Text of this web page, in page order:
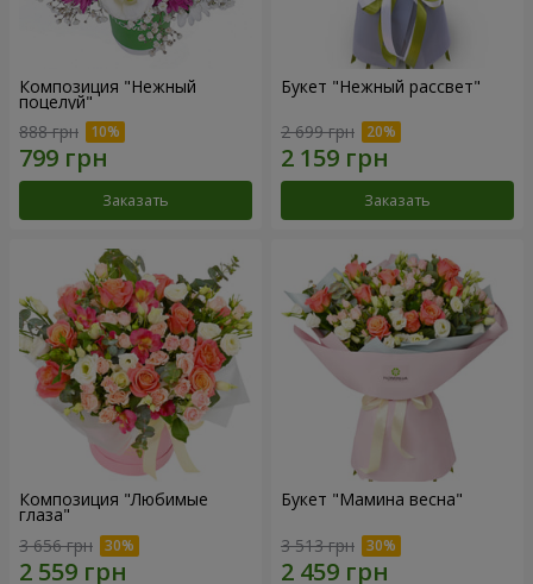
Композиция "Нежный
поцелуй"
888 грн
Заказать
Букет "Нежный рассвет"
2 699 грн
Заказать
Композиция "Любимые
глаза"
3 656 грн
Букет "Мамина весна"
3 513 грн